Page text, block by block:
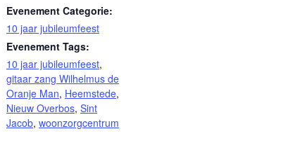
Evenement Categorie:
10 jaar jubileumfeest
Evenement Tags:
10 jaar jubileumfeest,
gitaar zang Wilhelmus de
Oranje Man, Heemstede,
Nieuw Overbos, Sint
Jacob, woonzorgcentrum